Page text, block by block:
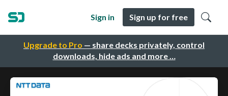
Upgrade to Pro — share decks privately, control
downloads, hide ads and more …
Sign in Sign up for free